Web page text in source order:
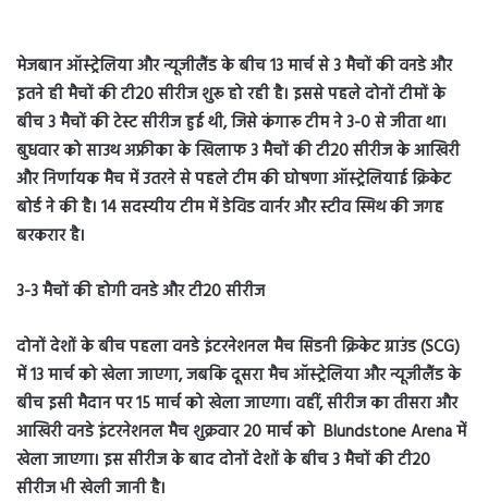
मेजबान ऑस्ट्रेलिया और न्यूजीलैंड के बीच 13 मार्च से 3 मैचों की वनडे और
इतने ही मैचों की टी20 सीरीज शुरू हो रही है। इससे पहले दोनों टीमों के
बीच 3 मैचों की टेस्ट सीरीज हुई थी, जिसे कंगारू टीम ने 3-0 से जीता था।
बुधवार को साउथ अफ्रीका के खिलाफ 3 मैचों की टी20 सीरीज के आखिरी
और निर्णायक मैच में उतरने से पहले टीम की घोषणा ऑस्ट्रेलियाई क्रिकेट
बोर्ड ने की है। 14 सदस्यीय टीम में डेविड वार्नर और स्टीव स्मिथ की जगह
बरकरार है।
3-3 मैचों की होगी वनडे और टी20 सीरीज
दोनों देशों के बीच पहला वनडे इंटरनेशनल मैच सिडनी क्रिकेट ग्राउंड (SCG)
में 13 मार्च को खेला जाएगा, जबकि दूसरा मैच ऑस्ट्रेलिया और न्यूजीलैंड के
बीच इसी मैदान पर 15 मार्च को खेला जाएगा। वहीं, सीरीज का तीसरा और
आखिरी वनडे इंटरनेशनल मैच शुक्रवार 20 मार्च को Blundstone Arena में
खेला जाएगा। इस सीरीज के बाद दोनों देशों के बीच 3 मैचों की टी20
सीरीज भी खेली जानी है।